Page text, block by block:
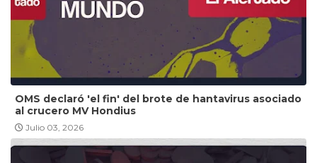
OMS declaró 'el fin' del brote de hantavirus asociado
al crucero MV Hondius
Julio 03, 2026